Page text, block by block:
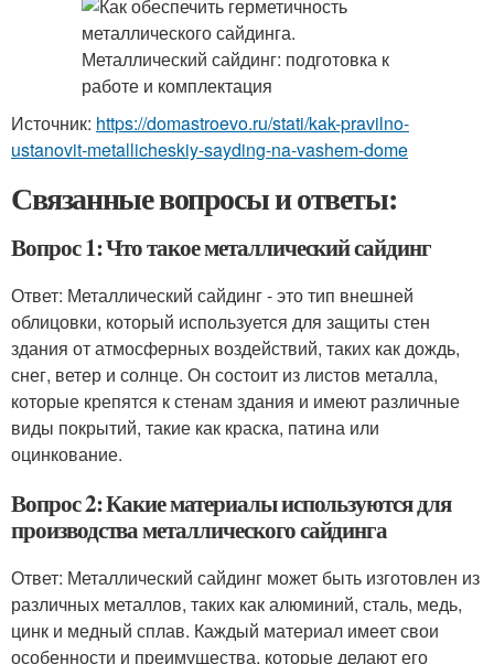
Источник: https://domastroevo.ru/stati/kak-pravilno-
ustanovit-metallicheskiy-sayding-na-vashem-dome
Связанные вопросы и ответы:
Вопрос 1: Что такое металлический сайдинг
Ответ: Металлический сайдинг - это тип внешней
облицовки, который используется для защиты стен
здания от атмосферных воздействий, таких как дождь,
снег, ветер и солнце. Он состоит из листов металла,
которые крепятся к стенам здания и имеют различные
виды покрытий, такие как краска, патина или
оцинкование.
Вопрос 2: Какие материалы используются для
производства металлического сайдинга
Ответ: Металлический сайдинг может быть изготовлен из
различных металлов, таких как алюминий, сталь, медь,
цинк и медный сплав. Каждый материал имеет свои
особенности и преимущества, которые делают его